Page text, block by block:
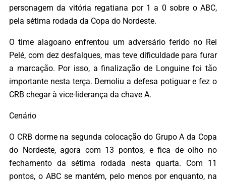
personagem da vitória regatiana por 1 a 0 sobre o ABC,
pela sétima rodada da Copa do Nordeste.
O time alagoano enfrentou um adversário ferido no Rei
Pelé, com dez desfalques, mas teve dificuldade para furar
a marcação. Por isso, a finalização de Longuine foi tão
importante nesta terça. Demoliu a defesa potiguar e fez o
CRB chegar à vice-liderança da chave A.
Cenário
O CRB dorme na segunda colocação do Grupo A da Copa
do Nordeste, agora com 13 pontos, e fica de olho no
fechamento da sétima rodada nesta quarta. Com 11
pontos, o ABC se mantém, pelo menos por enquanto, na